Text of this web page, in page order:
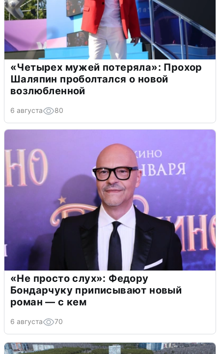
«Четырех мужей потеряла»: Прохор
Шаляпин проболтался о новой
возлюбленной
6 августа 80
«Не просто слух»: Федору
Бондарчуку приписывают новый
роман — с кем
6 августа 70